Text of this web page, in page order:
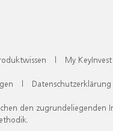
| My KeyInvest
| Datenschutzerklärung
den zugrundeliegenden